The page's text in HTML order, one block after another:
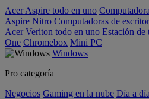
Acer Aspire todo en uno
Aspire Nitro Computadoras de
Acer Veriton todo en uno Estación de
One Chromebox Mini PC
Windows
Pro categoría
Negocios Gaming en la nube Día a día